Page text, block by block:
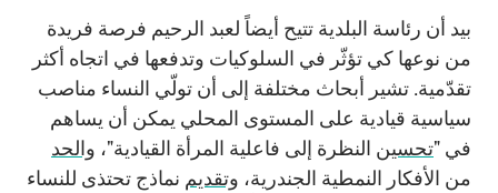
بيد أن رئاسة البلدية تتيح أيضاً لعبد الرحيم فرصة فريدة
من نوعها كي تؤثّر في السلوكيات وتدفعها في اتجاه أكثر
تقدّمية. تشير أبحاث مختلفة إلى أن تولّي النساء مناصب
سياسية قيادية على المستوى المحلي يمكن أن يساهم
في "تحسين النظرة إلى فاعلية المرأة القيادية"، والحد
من الأفكار النمطية الجندرية، وتقديم نماذج تحتذى للنساء